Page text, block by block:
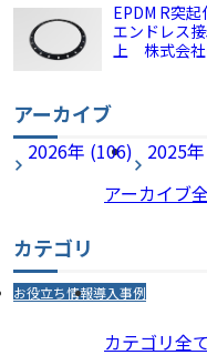
EPDM R突
エンドレス
上 株式会社
アーカイブ
2026年 (106)
2025
アーカイブ
カテゴリ
お役立ち情報導入事例
カテゴリ全